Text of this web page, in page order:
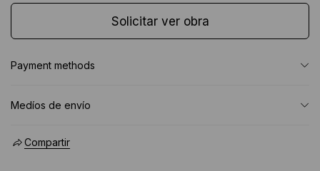
Solicitar ver obra
Payment methods
Medíos de envío
Compartir